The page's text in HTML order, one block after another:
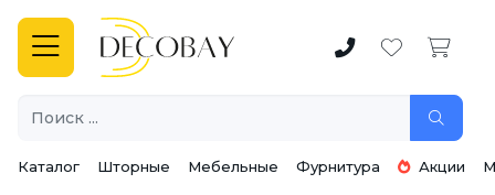
Каталог Шторные Мебельные Фурнитура Акции